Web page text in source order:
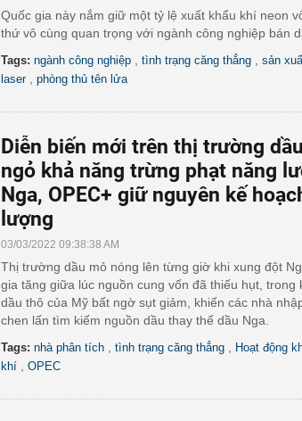
Quốc gia này nắm giữ một tỷ lệ xuất khẩu khí neon
thứ vô cùng quan trọng với ngành công nghiệp bán
Tags: ngành công nghiệp tình trạng căng thẳng sản
laser, phòng thủ tên lửa
Diễn biến mới trên thị trường
ngỏ khả năng trừng phạt năng
Nga, OPEC+ giữ nguyên kế
lượng
03/03/2022 09:38:38 AM
Thị trường dầu mỏ nóng lên từng giờ khi xung đột
gia tăng giữa lúc nguồn cung vốn đã thiếu hụt, trong
dầu thô của Mỹ bất ngờ sụt giảm, khiến các nhà
chen lấn tìm kiếm nguồn dầu thay thế dầu Nga.
Tags: nhà phân tích tình trạng căng thẳng
Hoạt động
khí
OPEC